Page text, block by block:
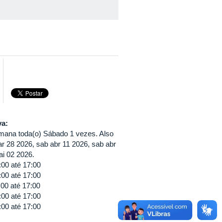
toda(o) Sábado 1 vezes. Also
28 2026, sab abr 11 2026, sab abr
02 2026.
até 17:00
até 17:00
até 17:00
até 17:00
até 17:00